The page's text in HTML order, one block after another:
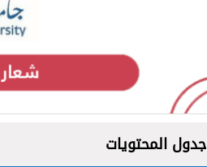
جدول المحتويات